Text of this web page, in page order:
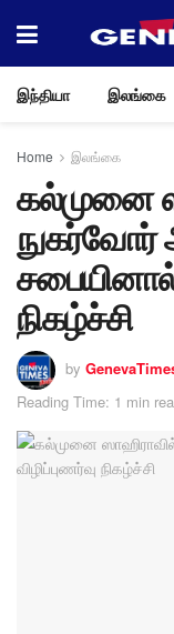
இந்தியா இலங்கை
Home இலங்கை
கல்முனை
நுகர்வோர்
சபையினால்
நிகழ்ச்சி
by
Reading Time: 1 min